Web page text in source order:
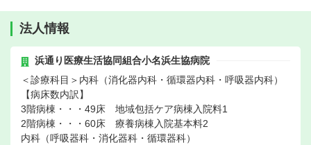
法人情報
浜通り医療生活協同組合小名浜生協病院
＜診療科目＞内科（消化器内科・循環器内科・呼吸器内科）
【病床数内訳】
3階病棟・・・49床 地域包括ケア病棟入院料1
2階病棟・・・60床 療養病棟入院基本料2
内科（呼吸器科・消化器科・循環器科）